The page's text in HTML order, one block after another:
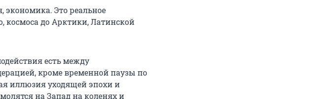
экономика. Это реальное
космоса до Арктики, Латинской
есть между
кроме временной паузы по
иллюзия уходящей эпохи и
на Запад на коленях и